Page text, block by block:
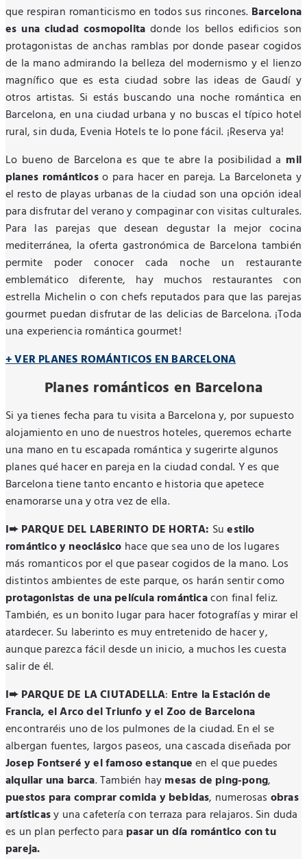
que respiran romanticismo en todos sus rincones. Barcelona
es una ciudad cosmopolita donde los bellos edificios son
protagonistas de anchas ramblas por donde pasear cogidos
de la mano admirando la belleza del modernismo y el lienzo
magnífico que es esta ciudad sobre las ideas de Gaudí y
otros artistas. Si estás buscando una noche romántica en
Barcelona, en una ciudad urbana y no buscas el típico hotel
rural, sin duda, Evenia Hotels te lo pone fácil. ¡Reserva ya!
Lo bueno de Barcelona es que te abre la posibilidad a mil
planes románticoso para hacer en pareja. La Barceloneta y
el resto de playas urbanas de la ciudad son una opción ideal
para disfrutar del verano y compaginar con visitas culturales.
Para las parejas que desean degustar la mejor cocina
mediterránea, la oferta gastronómica de Barcelona también
permite poder conocer cada noche un restaurante
emblemático diferente, hay muchos restaurantes con
estrella Michelin o con chefs reputados para que las parejas
gourmet puedan disfrutar de las delicias de Barcelona. ¡Toda
una experiencia romántica gourmet!
+ VER PLANES ROMÁNTICOS EN BARCELONA
Planes románticos en Barcelona
Si ya tienes fecha para tu visita a Barcelona y, por supuesto
alojamiento en uno de nuestros hoteles, queremos echarte
una mano en tu escapada romántica y sugerirte algunos
planes qué hacer en pareja en la ciudad condal. Y es que
Barcelona tiene tanto encanto e historia que apetece
enamorarse una y otra vez de ella.
I➨ PARQUE DEL LABERINTO DE HORTA: Suestilo
romántico y neoclásico hace que sea uno de los lugares
más romanticos por el que pasear cogidos de la mano. Los
distintos ambientes de este parque, os harán sentir como
protagonistas de una película románticacon final feliz.
También, es un bonito lugar para hacer fotografías y mirar el
atardecer. Su laberinto es muy entretenido de hacer y,
aunque parezca fácil desde un inicio, a muchos les cuesta
salir de él.
I➨ PARQUE DE LA CIUTADELLA: Entre la Estación de
Francia, el Arco del Triunfo y el Zoo de Barcelona
encontraréis uno de los pulmones de la ciudad. En el se
albergan fuentes, largos paseos, una cascada diseñada por
Josep Fontseré y el famoso estanqueen el que puedes
alquilar una barca. También haymesas de ping-pong,
puestos para comprar comida y bebidas, numerosas obras
artísticasy una cafetería con terraza para relajaros. Sin duda
es un plan perfecto para pasar un día romántico con tu
pareja.